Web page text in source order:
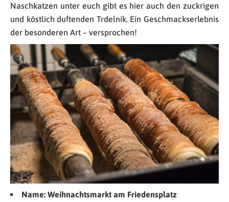
Naschkatzen unter euch gibt es hier auch den zuckrigen
und köstlich duftenden Trdelník. Ein Geschmackserlebnis
der besonderen Art – versprochen!
Name: Weihnachtsmarkt am Friedensplatz